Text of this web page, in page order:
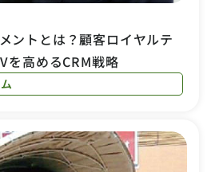
ントとは？顧客ロイヤルテ
を高めるCRM戦略